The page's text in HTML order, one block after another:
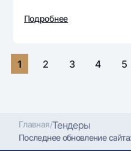
Часто задаваемые
Пресс-центр
Подробнее
1 2 3 4 5
Главная/Тендеры
Последнее обновление